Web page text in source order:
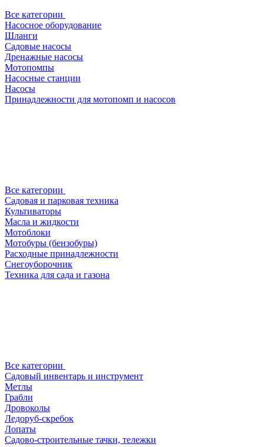
Все категории
Насосное оборудование
Шланги
Садовые насосы
Дренажные насосы
Мотопомпы
Насосные станции
Насосы
Принадлежности для мотопомп и насосов
Все категории
Садовая и парковая техника
Культиваторы
Масла и жидкости
Мотоблоки
Мотобуры (бензобуры)
Расходные принадлежности
Снегоуборочник
Техника для сада и газона
Все категории
Садовый инвентарь и инструмент
Метлы
Грабли
Дровоколы
Ледоруб-скребок
Лопаты
Садово-строительные тачки, тележки